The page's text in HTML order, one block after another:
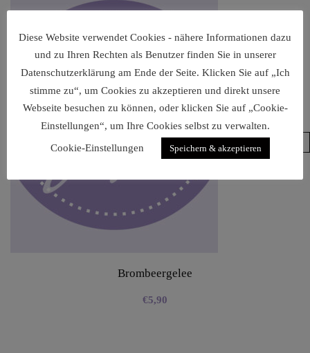
Brombeergelee
€5,90
Diese Website verwendet Cookies - nähere Informationen dazu
und zu Ihren Rechten als Benutzer finden Sie in unserer
Datenschutzerklärung am Ende der Seite. Klicken Sie auf „Ich
stimme zu“, um Cookies zu akzeptieren und direkt unsere
Webseite besuchen zu können, oder klicken Sie auf „Cookie-
Einstellungen“, um Ihre Cookies selbst zu verwalten.
Cookie-Einstellungen
Speichern & akzeptieren